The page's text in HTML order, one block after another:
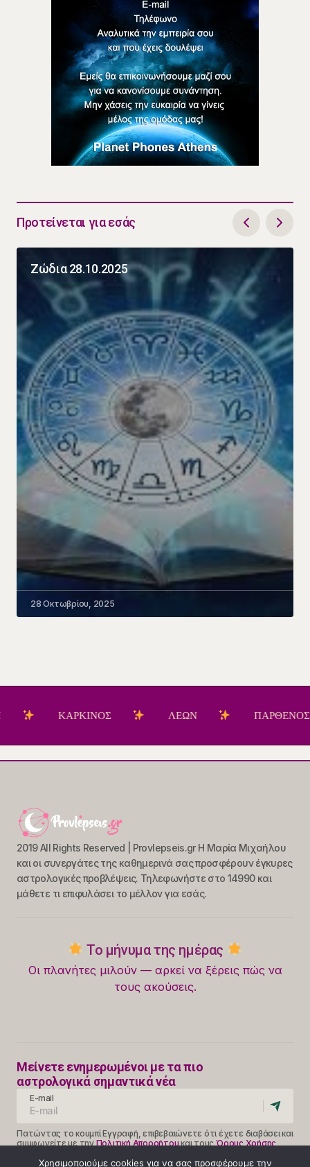
Προτείνεται για εσάς
Ζώδια 28.10.2025
28 Οκτωβρίου, 2025
ΚΑΡΚΙΝΟΣ ΛΕΩΝ ΠΑΡΘΕΝΟΣ
2019 All Rights Reserved | Provlepseis.gr Η Μαρία Μιχαήλου
και οι συνεργάτες της καθημερινά σας προσφέρουν έγκυρες
αστρολογικές προβλέψεις. Τηλεφωνήστε στο 14990 και
μάθετε τι επιφυλάσει το μέλλον για εσάς.
Το μήνυμα της ημέρας
Οι πλανήτες μιλούν — αρκεί να ξέρεις πώς να
τους ακούσεις.
Μείνετε ενημερωμένοι με τα πιο
αστρολογικά σημαντικά νέα
E-mail
Πατώντας το κουμπί Εγγραφή, επιβεβαιώνετε ότι έχετε διαβάσει και
συμφωνείτε με τηνΠολιτική Απορρήτουκαι τουςΌρους Χρήσης
Χρησιμοποιούμε cookies για να σας προσφέρουμε την